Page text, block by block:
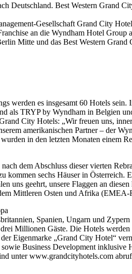
Deutschland. Best Western
Gesellschaft Grand City
an die Wyndham Hotel
Mitte und das Best Western Grand
werden es insgesamt 60 Hotels
als TRYP by Wyndham in Belgien
City Hotels: „Wir freuen uns,
amerikanischen Partner – der
in den letzten Monaten einem
dem Abschluss dieser vierten
sechs Häuser in
uns geehrt, unsere Flaggen an
Mittleren Osten und Afrika (EMEA-
Spanien, Ungarn und
Millionen Gäste. Die Hotels
Eigenmarke „Grand City Hotel“
Business Development
unter www.grandcityhotels.com